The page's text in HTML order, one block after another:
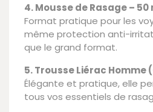
4. Mousse de Rasage –
Format pratique pour les
même protection anti-
que le grand format.
5. Trousse Liérac Homme
Élégante et pratique, elle
tous vos essentiels de